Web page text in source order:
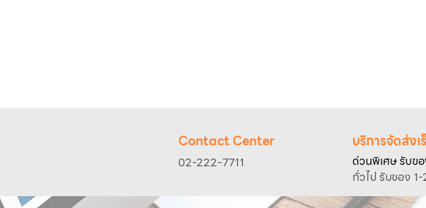
#DAB #pump #watersolution
Contact Center
02-222-7711
บริการจัดส่งเ
ด่วนพิเศษ รับข
ทั่วไป รับของ